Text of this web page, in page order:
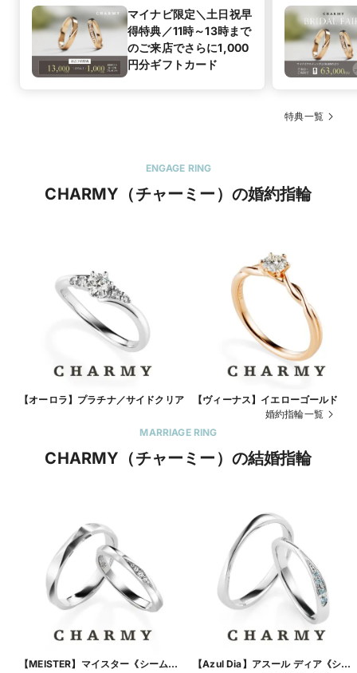
マイナビ限定＼土日祝早
得特典／11時～13時まで
のご来店でさらに1,000
円分ギフトカード
特典一覧
ENGAGE RING
CHARMY（チャーミー）の婚約指輪
【オーロラ】プラチナ／サイドクリア
【ヴィーナス】イエローゴールド
婚約指輪一覧
MARRIAGE RING
CHARMY（チャーミー）の結婚指輪
【MEISTER】マイスター《シームレ
【Azul Dia】アスール ディア《シー